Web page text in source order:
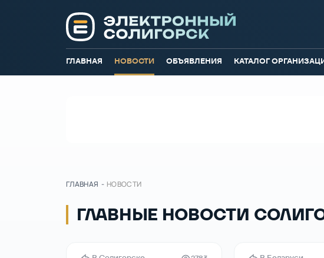
ГЛАВНАЯ НОВОСТИ ОБЪЯВЛЕНИЯ КАТАЛОГ
ГЛАВНАЯ - НОВОСТИ
ГЛАВНЫЕ НОВОСТИ